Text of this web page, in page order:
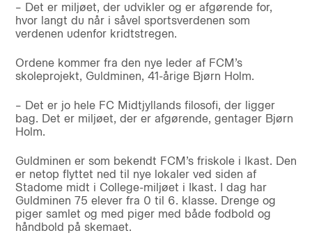
– Det er miljøet, der udvikler og er afgørende for,
hvor langt du når i såvel sportsverdenen som
verdenen udenfor kridtstregen.
Ordene kommer fra den nye leder af FCM’s
skoleprojekt, Guldminen, 41-årige Bjørn Holm.
– Det er jo hele FC Midtjyllands filosofi, der ligger
bag. Det er miljøet, der er afgørende, gentager Bjørn
Holm.
Guldminen er som bekendt FCM’s friskole i Ikast. Den
er netop flyttet ned til nye lokaler ved siden af
Stadome midt i College-miljøet i Ikast. I dag har
Guldminen 75 elever fra 0 til 6. klasse. Drenge og
piger samlet og med piger med både fodbold og
håndbold på skemaet.